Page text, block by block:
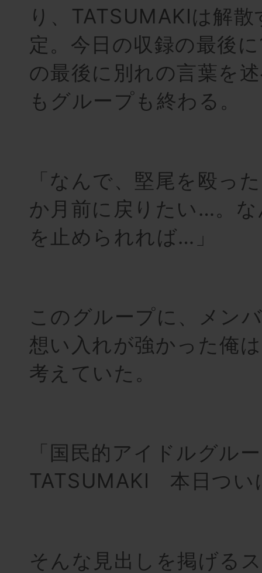
り、TATSUMAKIは解
定。今日の収録の最後
の最後に別れの言葉を
もグループも終わる。
「なんで、堅尾を殴っ
か月前に戻りたい…。
を止められれば…」
このグループに、メン
想い入れが強かった俺
考えていた。
「国民的アイドルグル
TATSUMAKI 本日つい
そんな見出しを掲げる